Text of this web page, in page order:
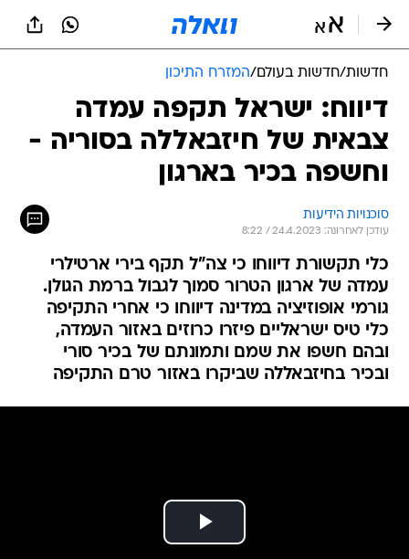
חדשות/חדשות בעולם/המזרח התיכון
דיווח: ישראל תקפה עמדה
צבאית של חיזבאללה בסוריה -
וחשפה בכיר בארגון
סוכנויות הידיעות
עודכן לאחרונה: 24.4.2023 / 8:22
כלי תקשורת דיווחו כי צה"ל תקף בירי ארטילרי
עמדה של ארגון הטרור סמוך לגבול ברמת הגולן.
גורמי אופוזיציה במדינה דיווחו כי אחרי התקיפה
כלי טיס ישראליים פיזרו כרוזים באזור העמדה,
ובהם חשפו את שמם ותמונתם של בכיר סורי
ובכיר בחיזבאללה שביקרו באזור טרם התקיפה